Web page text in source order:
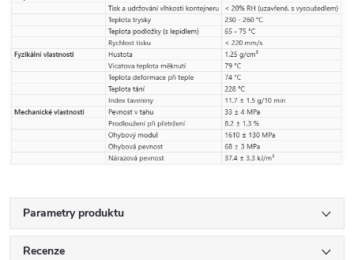
Parametry produktu
Recenze